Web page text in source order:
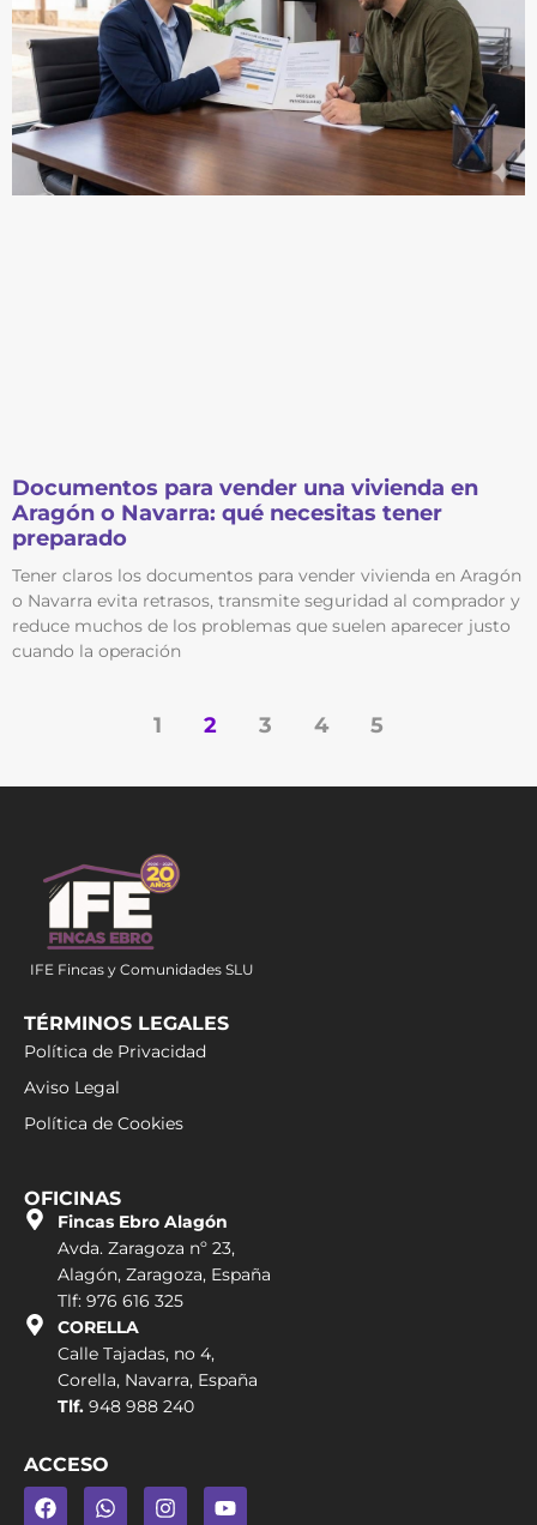
Documentos para vender una vivienda en
Aragón o Navarra: qué necesitas tener
preparado
Tener claros los documentos para vender vivienda en Aragón
o Navarra evita retrasos, transmite seguridad al comprador y
reduce muchos de los problemas que suelen aparecer justo
cuando la operación
1 2 3 4 5
IFE Fincas y Comunidades SLU
TÉRMINOS LEGALES
Política de Privacidad
Aviso Legal
Política de Cookies
OFICINAS
Fincas Ebro Alagón
Avda. Zaragoza nº 23,
Alagón, Zaragoza, España
Tlf: 976 616 325
CORELLA
Calle Tajadas, no 4,
Corella, Navarra, España
Tlf. 948 988 240
ACCESO